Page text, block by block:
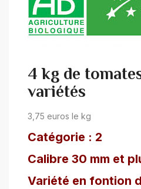
4 kg de
variétés
3,75 euros le kg
Catégorie : 2
Calibre 30 mm et
Variété en fontion